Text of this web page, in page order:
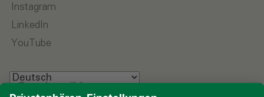
Instagram
LinkedIn
YouTube